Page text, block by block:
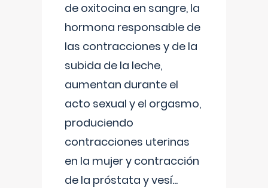
de oxitocina en sangre, la
hormona responsable de
las contracciones y de la
subida de la leche,
aumentan durante el
acto sexual y el orgasmo,
produciendo
contracciones uterinas
en la mujer y contracción
de la próstata y vesí...